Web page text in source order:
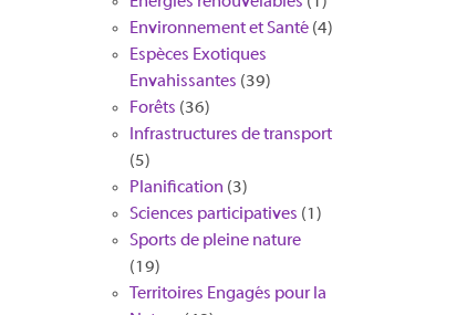
Environnement et Santé(4)
Espèces Exotiques
Envahissantes (39)
Forêts (36)
Infrastructures de transport
(5)
Planification (3)
Sciences participatives (1)
Sports de pleine nature
(19)
Territoires Engagés pour la